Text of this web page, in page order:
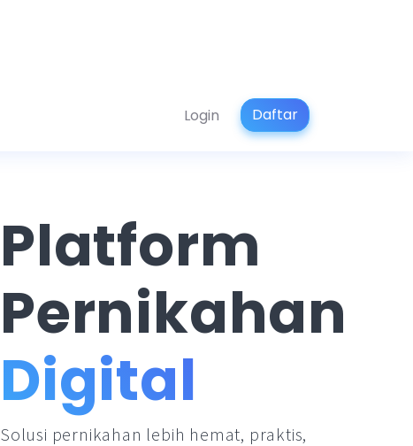
Platform
Pernikahan
Digital
Solusi pernikahan lebih hemat, praktis,